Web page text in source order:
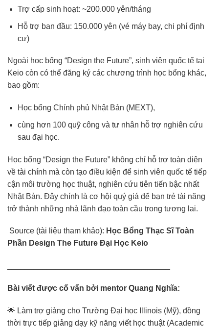
Trợ cấp sinh hoạt: ~200.000 yên/tháng
Hỗ trợ ban đầu: 150.000 yên (vé máy bay, chi phí định
cư)
Ngoài học bổng “Design the Future”, sinh viên quốc tế tại
Keio còn có thể đăng ký các chương trình học bổng khác,
bao gồm:
Học bổng Chính phủ Nhật Bản (MEXT),
cùng hơn 100 quỹ công và tư nhân hỗ trợ nghiên cứu
sau đại học.
Học bổng “Design the Future” không chỉ hỗ trợ toàn diện
về tài chính mà còn tạo điều kiện để sinh viên quốc tế tiếp
cận môi trường học thuật, nghiên cứu tiên tiến bậc nhất
Nhật Bản. Đây chính là cơ hội quý giá để bạn trẻ tài năng
trở thành những nhà lãnh đạo toàn cầu trong tương lai.
Source (tài liệu tham khảo): Học Bổng Thạc Sĩ Toàn
Phần Design The Future Đại Học Keio
Bài viết được cố vấn bởi mentor Quang Nghĩa:
🌟 Làm trợ giảng cho Trường Đại học Illinois (Mỹ), đồng
thời trực tiếp giảng dạy kỹ năng viết học thuật (Academic